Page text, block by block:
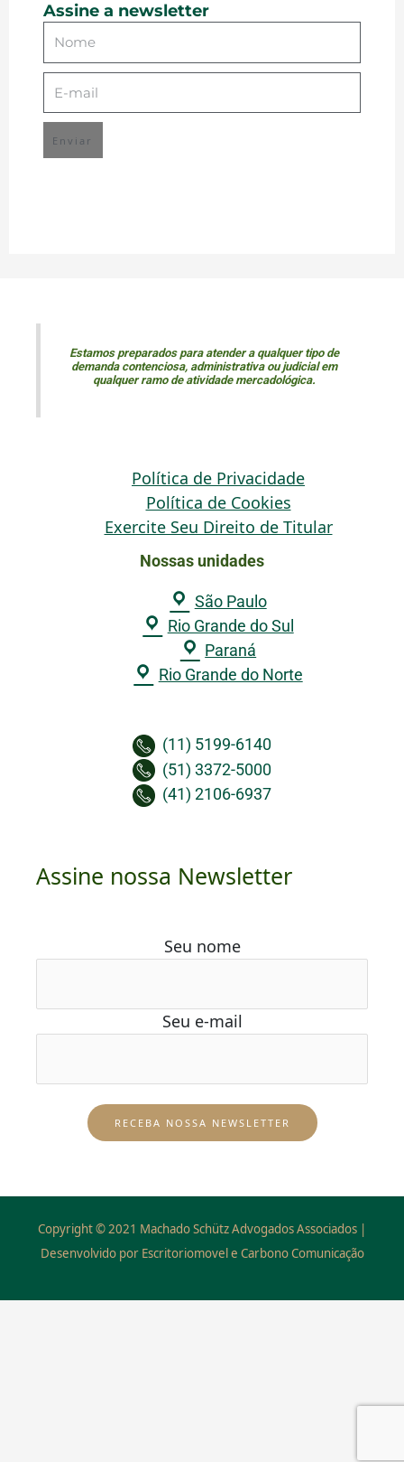
Assine a newsletter
Enviar
Estamos preparados para atender a qualquer tipo de
demanda contenciosa, administrativa ou judicial em
qualquer ramo de atividade mercadológica.
Política de Privacidade
Política de Cookies
Exercite Seu Direito de Titular
Nossas unidades
São Paulo
Rio Grande do Sul
Paraná
Rio Grande do Norte
(11) 5199-6140
(51) 3372-5000
(41) 2106-6937
Assine nossa Newsletter
Seu nome
Seu e-mail
Copyright © 2021 Machado Schütz Advogados Associados |
Desenvolvido por Escritoriomovel e Carbono Comunicação